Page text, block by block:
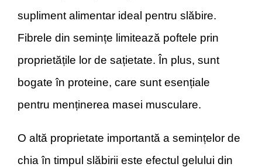
supliment alimentar ideal pentru slăbire.
Fibrele din semințe limitează poftele prin
proprietățile lor de sațietate. În plus, sunt
bogate în proteine, care sunt esențiale
pentru menținerea masei musculare.
O altă proprietate importantă a semințelor de
chia în timpul slăbirii este efectul gelului din